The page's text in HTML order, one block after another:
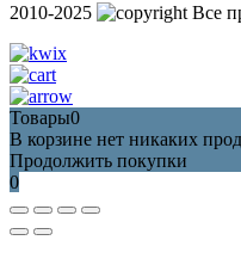
2010-2025
Все
Товары0
В корзине нет никаких
Продолжить покупки
0